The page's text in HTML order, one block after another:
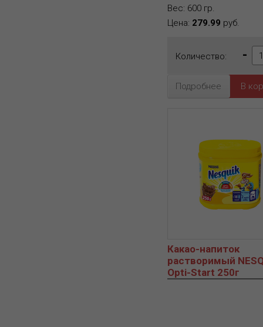
Вес: 600 гр.
Цена: 279.99 руб.
Количество: -
Подробнее
Какао-напиток
растворимый
Opti-Start 250г